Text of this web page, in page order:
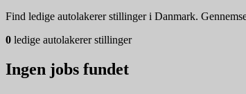
Find ledige autolakerer stillinger i Danmark.
0 ledige autolakerer stillinger
Ingen jobs fundet